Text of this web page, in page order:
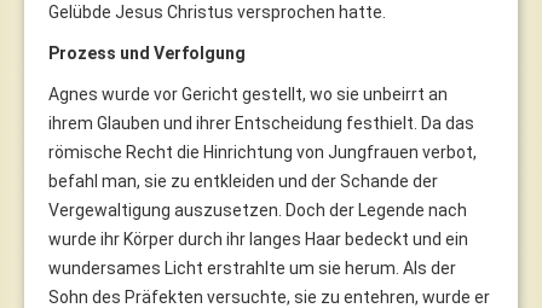
Gelübde Jesus Christus versprochen hatte.
Prozess und Verfolgung
Agnes wurde vor Gericht gestellt, wo sie unbeirrt an
ihrem Glauben und ihrer Entscheidung festhielt. Da das
römische Recht die Hinrichtung von Jungfrauen verbot,
befahl man, sie zu entkleiden und der Schande der
Vergewaltigung auszusetzen. Doch der Legende nach
wurde ihr Körper durch ihr langes Haar bedeckt und ein
wundersames Licht erstrahlte um sie herum. Als der
Sohn des Präfekten versuchte, sie zu entehren, wurde er